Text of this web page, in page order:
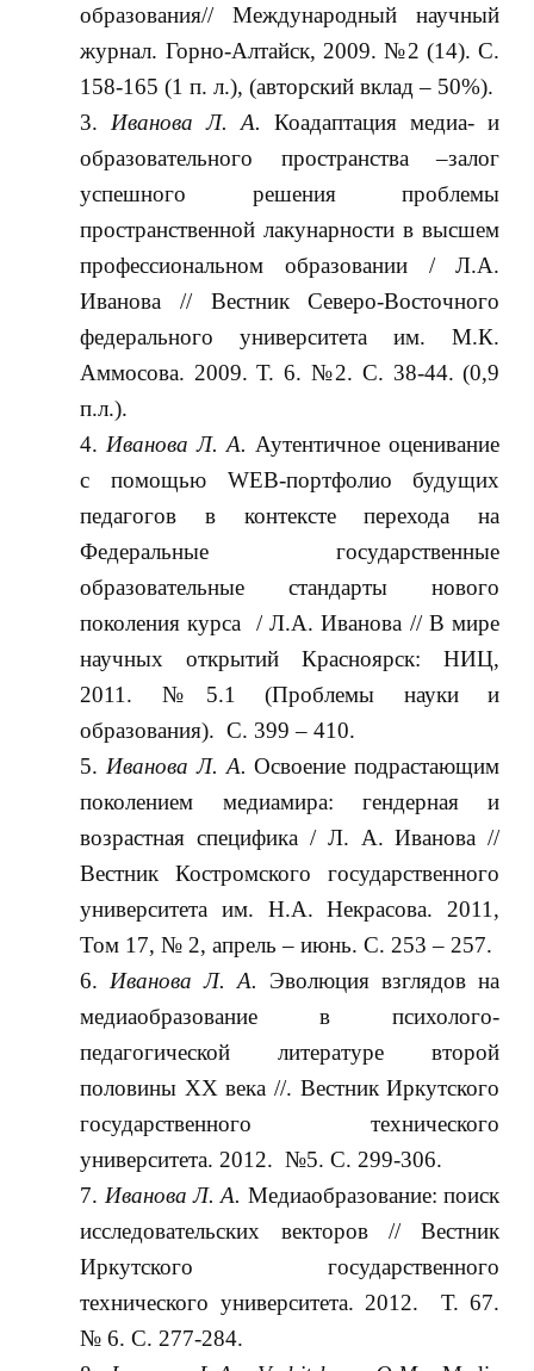
образования// Международный научный
журнал. Горно-Алтайск, 2009. №2 (14). С.
158-165 (1 п. л.), (авторский вклад – 50%).
Иванова Л. А.
Коадаптация медиа- и
образовательного пространства –залог
успешного решения проблемы
пространственной лакунарности в высшем
профессиональном образовании / Л.А.
Иванова // Вестник Северо-Восточного
федерального университета им. М.К.
Аммосова. 2009. Т. 6. №2. С. 38-44. (0,9
п.л.).
Иванова Л. А. Аутентичное оценивание
с помощью WEB-портфолио будущих
педагогов в контексте перехода на
Федеральные государственные
образовательные стандарты нового
поколения курса / Л.А. Иванова // В мире
научных открытий Красноярск: НИЦ,
2011. №5.1 (Проблемы науки и
образования). С. 399 – 410.
Иванова Л. А. Освоение подрастающим
поколением медиамира: гендерная и
возрастная специфика / Л. А. Иванова //
Вестник Костромского государственного
университета им. Н.А. Некрасова. 2011,
Том 17, № 2, апрель – июнь. С. 253 – 257.
Иванова Л. А.
Эволюция взглядов на
медиаобразование в психолого-
педагогической литературе второй
половины XX века //. Вестник Иркутского
государственного технического
университета. 2012. №5. С. 299-306.
Иванова Л. А. Медиаобразование: поиск
исследовательских векторов // Вестник
Иркутского государственного
технического университета. 2012. Т. 67.
№ 6. С. 277-284.